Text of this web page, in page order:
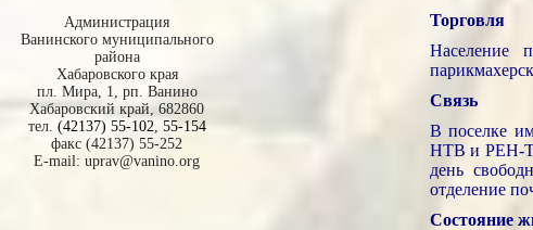
Администрация
Ванинского муниципального
района
Хабаровского края
пл. Мира, 1, рп. Ванино
Хабаровский край, 682860
тел. (42137) 55-102 55-154
факс (42137) 55-252
E-mail:uprav@vanino.org
Торговля
Население
Связь
В поселке
НТВ и РЕН-
день
отделение
Состояние